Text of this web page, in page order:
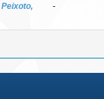
Peixoto,
-